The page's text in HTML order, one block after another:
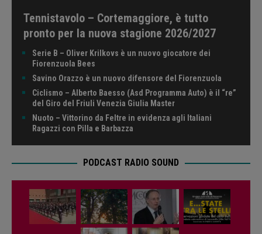
Tennistavolo – Cortemaggiore, è tutto
pronto per la nuova stagione 2026/2027
Serie B – Oliver Krilkovs è un nuovo giocatore dei
Fiorenzuola Bees
Savino Orazzo è un nuovo difensore del Fiorenzuola
Ciclismo – Alberto Baesso (Asd Programma Auto) è il “re”
del Giro del Friuli Venezia Giulia Master
Nuoto – Vittorino da Feltre in evidenza agli Italiani
Ragazzi con Pilla e Barbazza
PODCAST RADIO SOUND